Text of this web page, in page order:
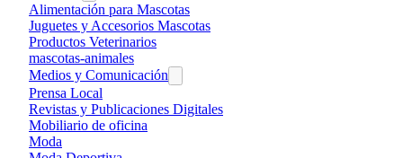
Alimentación para Mascotas
Juguetes y Accesorios Mascotas
Productos Veterinarios
mascotas-animales
Medios y Comunicación
Prensa Local
Revistas y Publicaciones Digitales
Mobiliario de oficina
Moda